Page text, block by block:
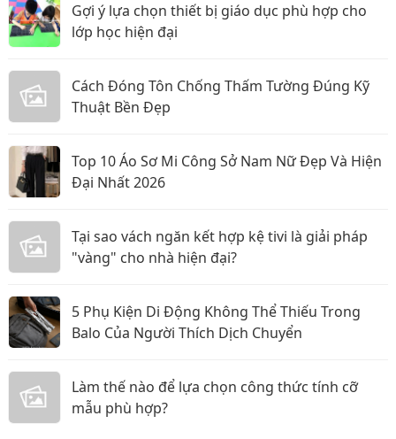
Gợi ý lựa chọn thiết bị giáo dục phù hợp cho
lớp học hiện đại
Cách Đóng Tôn Chống Thấm Tường Đúng Kỹ
Thuật Bền Đẹp
Top 10 Áo Sơ Mi Công Sở Nam Nữ Đẹp Và Hiện
Đại Nhất 2026
Tại sao vách ngăn kết hợp kệ tivi là giải pháp
"vàng" cho nhà hiện đại?
5 Phụ Kiện Di Động Không Thể Thiếu Trong
Balo Của Người Thích Dịch Chuyển
Làm thế nào để lựa chọn công thức tính cỡ
mẫu phù hợp?